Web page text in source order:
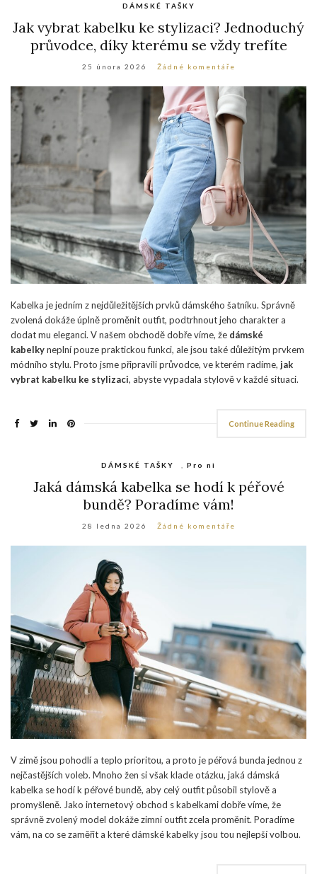
DÁMSKÉ TAŠKY
Jak vybrat kabelku ke stylizaci? Jednoduchý
průvodce, díky kterému se vždy trefíte
25 února 2026 Žádné komentáře
Kabelka je jedním z nejdůležitějších prvků dámského šatníku. Správně
zvolená dokáže úplně proměnit outfit, podtrhnout jeho charakter a
dodat mu eleganci. V našem obchodě dobře víme, že dámské
kabelkyneplní pouze praktickou funkci, ale jsou také důležitým prvkem
módního stylu. Proto jsme připravili průvodce, ve kterém radíme, jak
vybrat kabelku ke stylizaci, abyste vypadala stylově v každé situaci.
Continue Reading
DÁMSKÉ TAŠKY Pro ni
Jaká dámská kabelka se hodí k péřové
bundě? Poradíme vám!
28 ledna 2026 Žádné komentáře
V zimě jsou pohodlí a teplo prioritou, a proto je péřová bunda jednou z
nejčastějších voleb. Mnoho žen si však klade otázku, jaká dámská
kabelka se hodí k péřové bundě, aby celý outfit působil stylově a
promyšleně. Jako internetový obchod s kabelkami dobře víme, že
správně zvolený model dokáže zimní outfit zcela proměnit. Poradíme
vám, na co se zaměřit a které dámské kabelky jsou tou nejlepší volbou.